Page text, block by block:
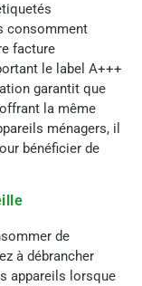
consomment
facture
le label A+++
garantit que
la même
ménagers, il
bénéficier de
de
à débrancher
appareils lorsque